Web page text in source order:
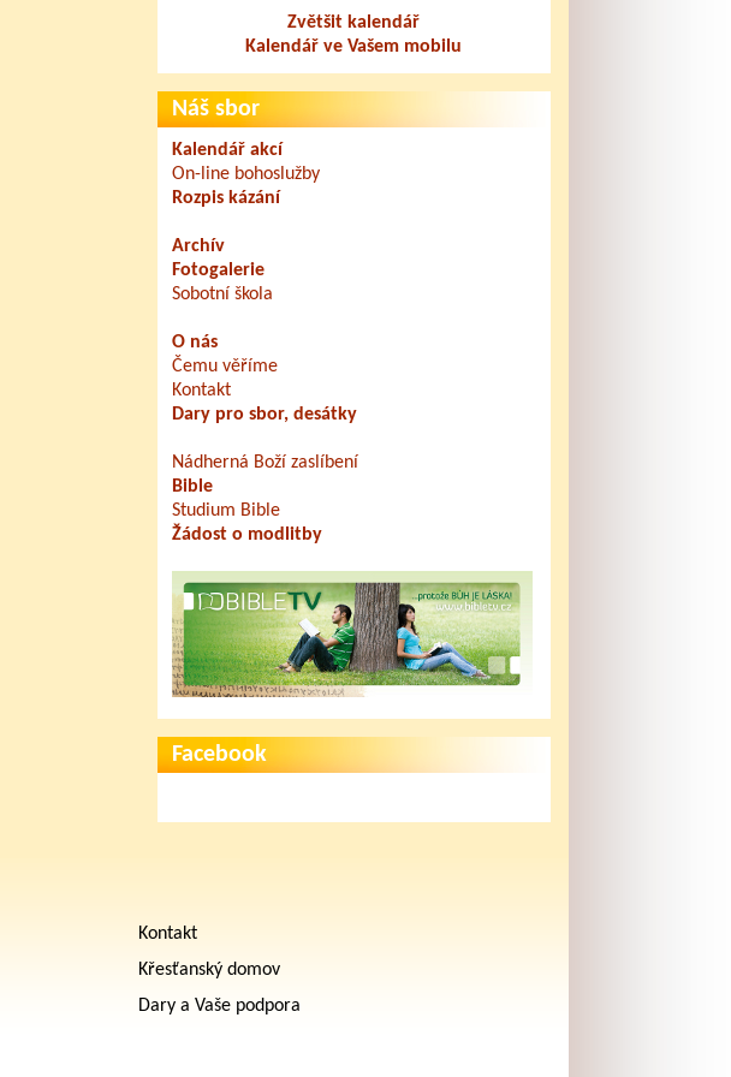
Zvětšit kalendář
Kalendář ve Vašem mobilu
Náš sbor
Kalendář akcí
On-line bohoslužby
Rozpis kázání
Archív
Fotogalerie
Sobotní škola
O nás
Čemu věříme
Kontakt
Dary pro sbor, desátky
Nádherná Boží zaslíbení
Bible
Studium Bible
Žádost o modlitby
Facebook
Kontakt
Křesťanský domov
Dary a Vaše podpora